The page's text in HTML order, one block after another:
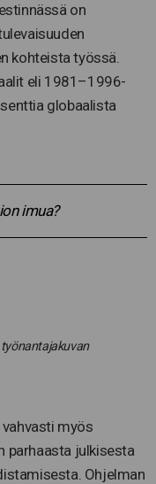
on
kohteista työssä.
eli 1981–1996-
globaalista
imua?
myös
parhaasta julkisesta
Ohjelman